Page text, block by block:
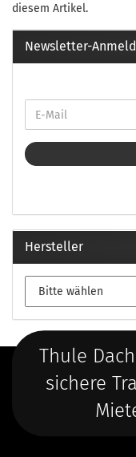
diesem Artikel.
Newsletter-
Hersteller
Thule
sichere